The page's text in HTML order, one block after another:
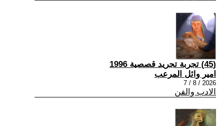
(45) تجربة تجريد قصصية 1996
امير وائل المرعب
2026 / 8 / 7
الادب والفن